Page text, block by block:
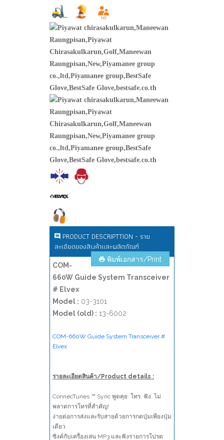
PRODUCT DESCRIPTTION - ราย
ละเอียดของสินค้าและผลิตภัณฑ์
พิมพ์เอกสาร/Print
COM-
660W Guide System Transceiver
# Elvex
Model : 03-3101
Model (old) : 13-6002
COM-660W Guide System Transceiver #
Elvex
รายละเอียดสินค้า/Product details :
ConnecTunes ™ Sync พูดคุย. โทร. ฟัง. ไม่
พลาดการโทรที่สำคัญ!
ง่ายต่อการส่งและรับสายด้วยการกดปุ่มเพียงปุ่ม
เดียว
ซิงค์กับเครื่องเล่น MP3 และฟังรายการโปรด